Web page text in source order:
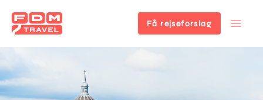
hovedindhold
Få rejseforslag